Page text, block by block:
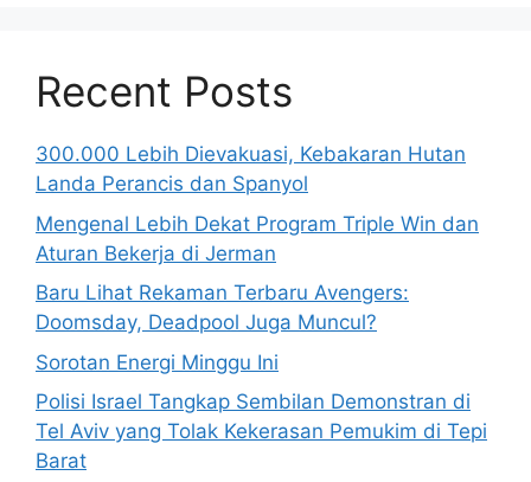
Recent Posts
300.000 Lebih Dievakuasi, Kebakaran Hutan
Landa Perancis dan Spanyol
Mengenal Lebih Dekat Program Triple Win dan
Aturan Bekerja di Jerman
Baru Lihat Rekaman Terbaru Avengers:
Doomsday, Deadpool Juga Muncul?
Sorotan Energi Minggu Ini
Polisi Israel Tangkap Sembilan Demonstran di
Tel Aviv yang Tolak Kekerasan Pemukim di Tepi
Barat